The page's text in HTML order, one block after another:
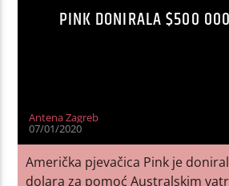
PINK DONIRALA $500
Antena Zagreb
07/01/2020
Američka pjevačica Pink je
dolara za pomoć Australskim